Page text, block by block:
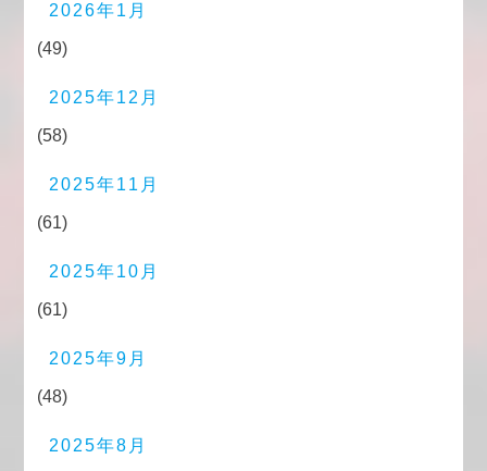
2026年1月
(49)
2025年12月
(58)
2025年11月
(61)
2025年10月
(61)
2025年9月
(48)
2025年8月